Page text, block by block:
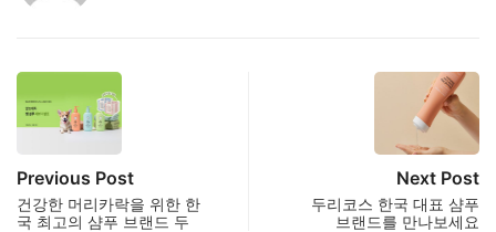
Previous Post
건강한 머리카락을 위한 한
국 최고의 샴푸 브랜드 두
Next Post
두리코스 한국 대표 샴푸
브랜드를 만나보세요